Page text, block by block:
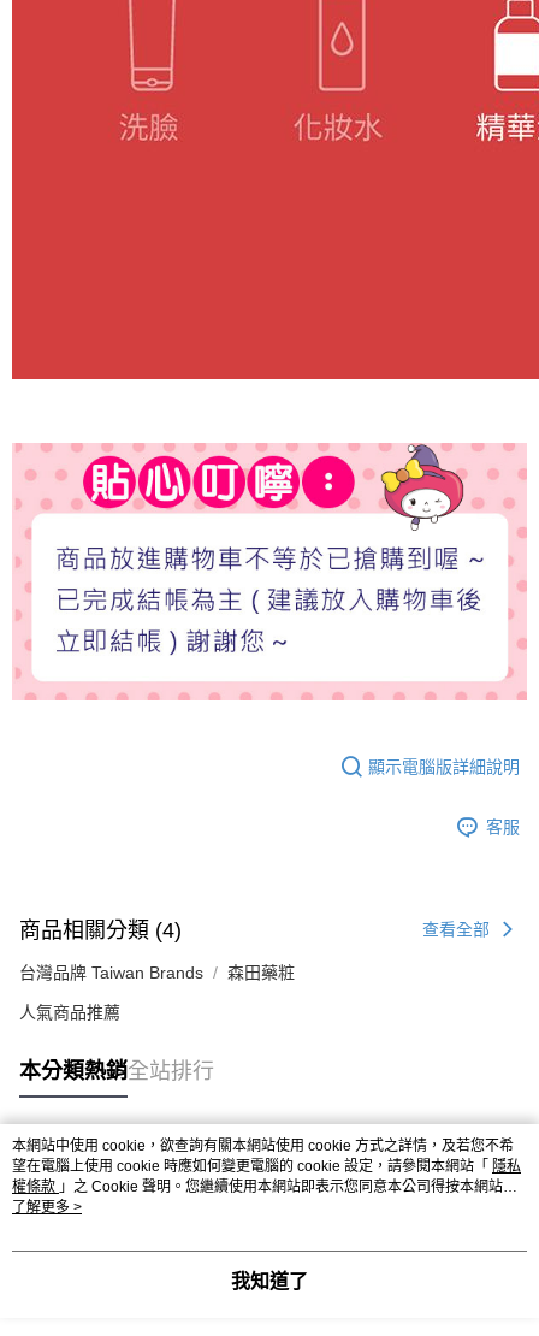
顯示電腦版詳細說明
客服
商品相關分類 (4) 查看全部
台灣品牌 Taiwan Brands 森田藥粧
人氣商品推薦
本分類熱銷全站排行
熱門標籤
本網站中使用 cookie，欲查詢有關本網站使用 cookie 方式之詳情，及若您不希
望在電腦上使用 cookie 時應如何變更電腦的 cookie 設定，請參閱本網站「 隱私
權條款 」之 Cookie 聲明。您繼續使用本網站即表示您同意本公司得按本網站使
用條款之 Cookie 聲明使用 cookie。
了解更多 >
我知道了